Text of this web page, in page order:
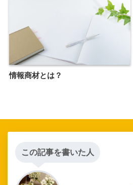
情報商材とは？
この記事を書いた人